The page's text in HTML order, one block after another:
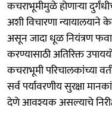
कचराभूमीमुळे होणाऱ्या
अशी विचारणा न्यायालयाने
असून जादा धूळ नियंत्रण
करण्यासाठी अतिरिक्त
कचराभूमी परिचालकांच्या
सर्व पर्यावरणीय सुरक्षा
देणे आवश्यक असल्याचे